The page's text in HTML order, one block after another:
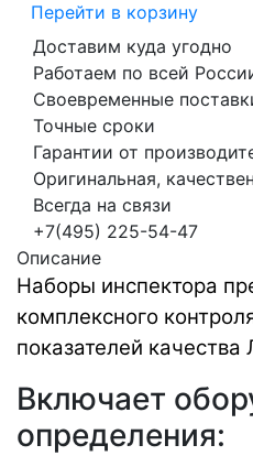
Перейти в корзину
Доставим куда угодно
Работаем по всей
Своевременные
Точные сроки
Гарантии от
Оригинальная,
Всегда на связи
+7(495) 225-54-47
Описание
Наборы инспектора
комплексного
показателей качества
Включает
определения: